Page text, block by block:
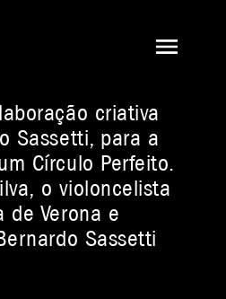
criativa
Sassetti, para a
Círculo Perfeito.
o violoncelista
de Verona e
Sassetti